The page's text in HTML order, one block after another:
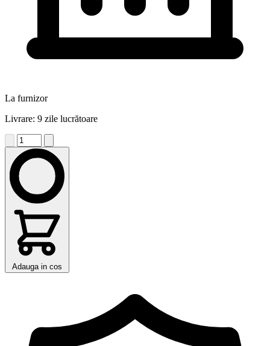
La furnizor
Livrare: 9 zile lucrătoare
Adauga in cos